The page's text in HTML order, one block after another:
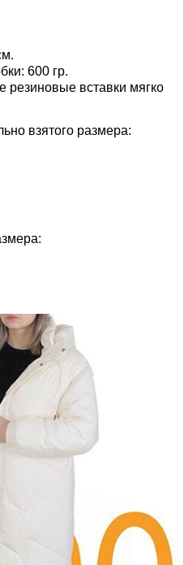
600 гр.
резиновые вставки мягко
взятого размера: